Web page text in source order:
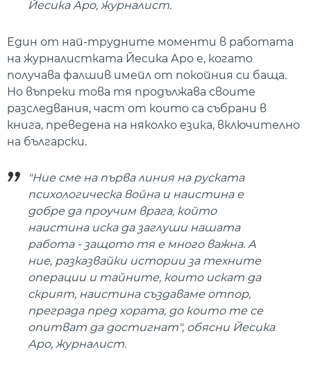
Йесика Аро, журналист.
Един от най-трудните моменти в работата
на журналистката Йесика Аро е, когато
получава фалшив имейл от покойния си баща.
Но въпреки това тя продължава своите
разследвания, част от които са събрани в
книга, преведена на няколко езика, включително
на български.
"Ние сме на първа линия на руската
психологическа война и наистина е
добре да проучим врага, който
наистина иска да заглуши нашата
работа - защото тя е много важна. А
ние, разказвайки истории за техните
операции и тайните, които искат да
скрият, наистина създаваме отпор,
преграда пред хората, до които те се
опитват да достигнат", обясни Йесика
Аро, журналист.